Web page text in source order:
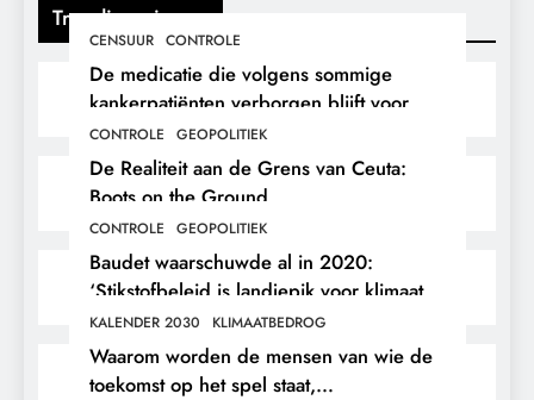
Trending nieuws
CENSUUR CONTROLE
De medicatie die volgens sommige
kankerpatiënten verborgen blijft voor
hun eigen arts.
CONTROLE GEOPOLITIEK
De Realiteit aan de Grens van Ceuta:
Boots on the Ground.
CONTROLE GEOPOLITIEK
Baudet waarschuwde al in 2020:
‘Stikstofbeleid is landjepik voor klimaat
en immigratie’.
KALENDER 2030 KLIMAATBEDROG
Waarom worden de mensen van wie de
toekomst op het spel staat,